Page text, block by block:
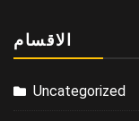
الاقسام
Uncategorized